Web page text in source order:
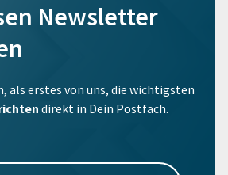
Newsletter
als erstes von uns, die wichtigsten
direkt in Dein Postfach.